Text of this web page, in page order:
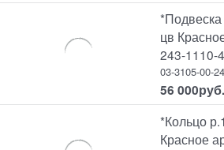
цв
243-1110-
03-3105-00-
56 000руб.
*Кольцо
Красное